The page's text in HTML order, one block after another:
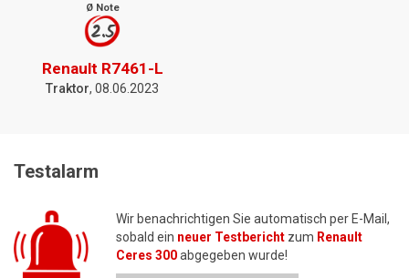
Ø Note
2.5
Renault R7461-L
Traktor, 08.06.2023
Testalarm
Wir benachrichtigen Sie automatisch per E-Mail,
sobald ein neuer Testbericht zum Renault
Ceres 300abgegeben wurde!